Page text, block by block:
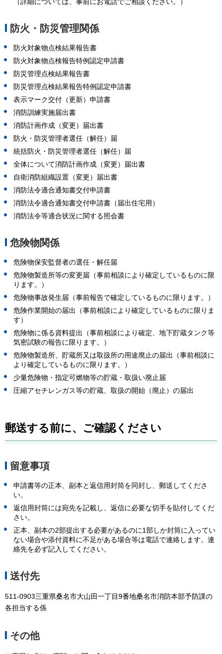
（詳細については、事前にお電話でご相談ください。）
防火・防災管理関係
防火対象物点検結果報告書
防火対象物点検報告特例認定申請書
防災管理点検結果報告書
防災管理点検結果報告特例認定申請書
表示マーク交付（更新）申請書
消防訓練実施届出書
消防計画作成（変更）届出書
防火・防災管理者選任（解任）届
統括防火・防災管理者選任（解任）届
全体について消防計画作成（変更）届出書
自衛消防組織設置（変更）届出書
消防法令適合通知書交付申請書
消防法令適合通知書交付申請書（届出住宅用）
消防法令等適合状況に関する照会書
危険物関係
危険物保安監督者の選任・解任届
危険物製造所等の変更届（事前相談により確定しているものに限
ります。）
危険物事故発生届（事前報告で確定しているものに限ります。）
危険作業開始の届出（事前相談により確定しているものに限りま
す）
危険物に係る資料提出（事前相談により確定、地下貯蔵タンク等
気密試験の報告に限ります。）
危険物製造所、貯蔵所又は取扱所の用途廃止の届出（事前相談に
より確定しているものに限ります。）
少量危険物・指定可燃物等の貯蔵・取扱い廃止届
圧縮アセチレンガス等の貯蔵、取扱の開始（廃止）の届出
郵送する前に、ご確認ください
留意事項
申請書等の正本、副本と返信用封筒を同封し、郵送してくださ
い。
返信用封筒には宛先を記載し、返信に必要な切手を貼付してくだ
さい。
正本、副本の2部提出する必要があるのに1部しか封筒に入ってい
ない場合や添付資料に不足がある場合等は電話で連絡します。連
絡先を必ず記入してください。
送付先
511-0903三重県桑名市大山田一丁目9番地桑名市消防本部予防課の
各担当する係
その他